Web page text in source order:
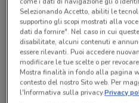
Selezionando Accetto, abiliti le
supportino gli scopi mostrati alla
dati da fornire". Nel caso in cui
disabilitate, alcuni contenuti e
essere rilevanti. Puoi accedere
modificare le tue scelte o per
Mostra finalità in fondo alla pagina
contesto del nostro Sito web. Per
l'Informativa sulla privacy.Privacy